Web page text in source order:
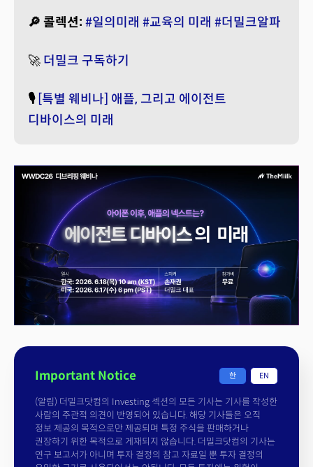
🔎 콜렉션: #일의미래 #교육의 미래 #더밀크알파
🚀 더밀크 구독하기
🎙️[특별 웨비나] 애플, 그리고 에이전트
디바이스의 미래
Important Notice 한 EN
(알림) 더밀크닷컴의 Investing 섹션의 모든 기사는 기사를 작성한
사람의 주관적 의견이 반영되어 있습니다. 해당 기사들은 오직
정보 제공의 목적으로만 제공되며 특정 주식을 판매하거나
권장하기 위한 목적으로 게재되지 않습니다. 더밀크닷컴의 기사는
연구 보고서가 아니며 투자 결정의 참고 자료일 뿐 투자 결정의